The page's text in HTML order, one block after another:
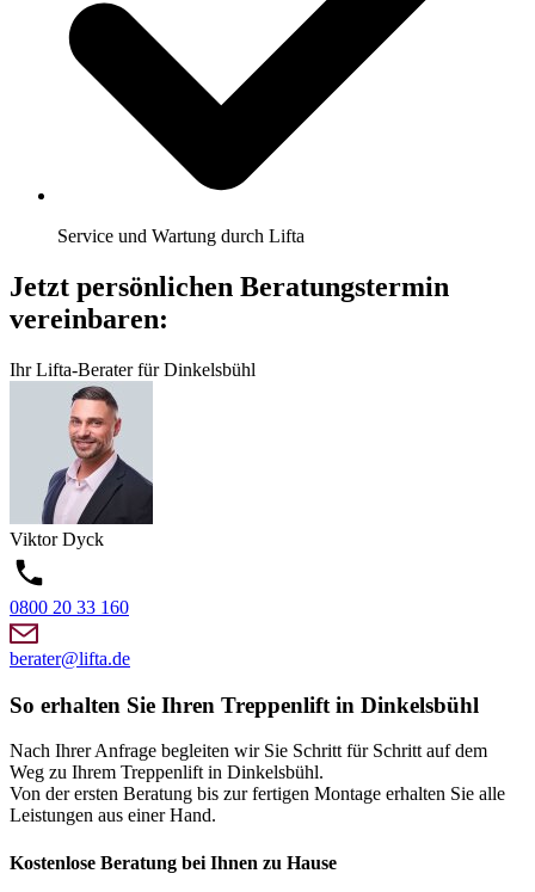
Service und Wartung durch Lifta
Jetzt persönlichen Beratungstermin
vereinbaren:
Ihr Lifta-Berater für Dinkelsbühl
Viktor Dyck
0800 20 33 160
berater@lifta.de
So erhalten Sie Ihren Treppenlift in Dinkelsbühl
Nach Ihrer Anfrage begleiten wir Sie Schritt für Schritt auf dem
Weg zu Ihrem Treppenlift in Dinkelsbühl.
Von der ersten Beratung bis zur fertigen Montage erhalten Sie alle
Leistungen aus einer Hand.
Kostenlose Beratung bei Ihnen zu Hause